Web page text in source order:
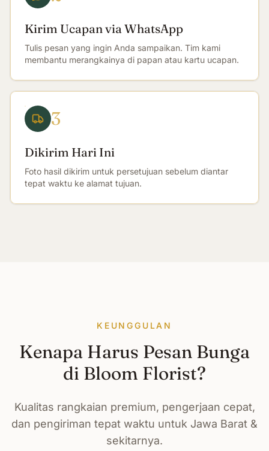
Kirim Ucapan via WhatsApp
Tulis pesan yang ingin Anda sampaikan. Tim kami
membantu merangkainya di papan atau kartu ucapan.
3
Dikirim Hari Ini
Foto hasil dikirim untuk persetujuan sebelum diantar
tepat waktu ke alamat tujuan.
KEUNGGULAN
Kenapa Harus Pesan Bunga
di Bloom Florist?
Kualitas rangkaian premium, pengerjaan cepat,
dan pengiriman tepat waktu untuk Jawa Barat &
sekitarnya.